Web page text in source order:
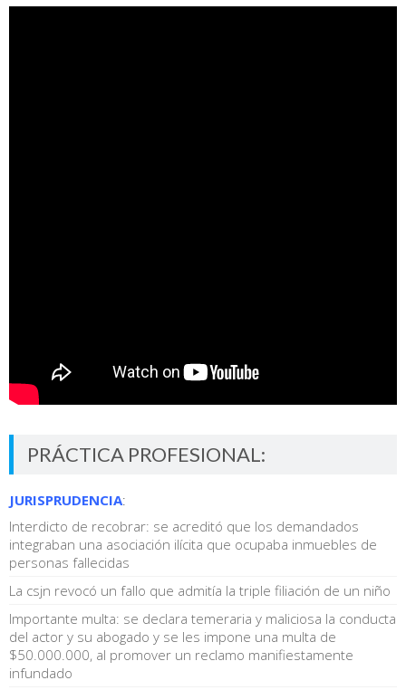
PRÁCTICA PROFESIONAL:
JURISPRUDENCIA:
Interdicto de recobrar: se acreditó que los demandados
integraban una asociación ilícita que ocupaba inmuebles de
personas fallecidas
La csjn revocó un fallo que admitía la triple filiación de un niño
Importante multa: se declara temeraria y maliciosa la conducta
del actor y su abogado y se les impone una multa de
$50.000.000, al promover un reclamo manifiestamente
infundado